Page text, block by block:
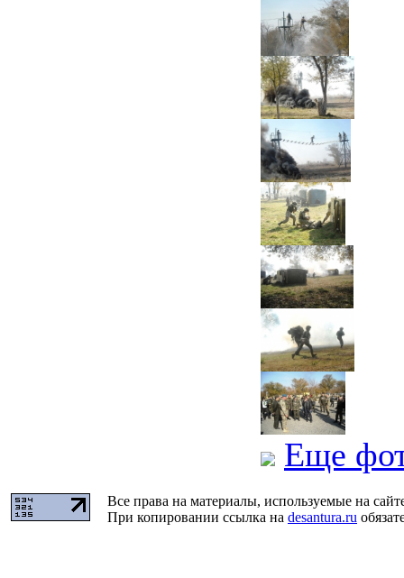
Еще
Все права на материалы, используемые на
При копировании ссылка на desantura.ru